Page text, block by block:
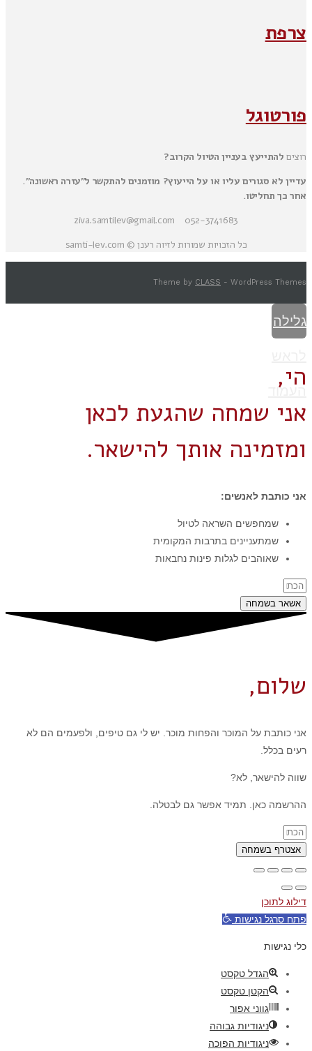
צרפת
פורטוגל
רוצים להתייעץ בעניין הטיול הקרוב?
עדיין לא סגורים עליו או על הייעוץ? מוזמנים להתקשר ל"עזרה ראשונה".
אחר כך תחליטו.
052-3741683 ziva.samtilev@gmail.com
כל הזכויות שמורות לזיוה רענן © samti-lev.com
Theme by CLASS - WordPress Themes
גלילה
העמוד
הי,
אני שמחה שהגעת לכאן
ומזמינה אותך להישאר.
אני כותבת לאנשים:
שמחפשים השראה לטיול
שמתעניינים בתרבות המקומית
שאוהבים לגלות פינות נחבאות
אשאר בשמחה
שלום,
אני כותבת על המוכר והפחות מוכר. יש לי גם טיפים, ולפעמים הם לא
רעים בכלל.
שווה להישאר, לא?
ההרשמה כאן. תמיד אפשר גם לבטלה.
אצטרף בשמחה
דילוג לתוכן
פתח סרגל נגישות
כלי נגישות
הגדל טקסט
הקטן טקסט
גווני אפור
ניגודיות גבוהה
ניגודיות הפוכה